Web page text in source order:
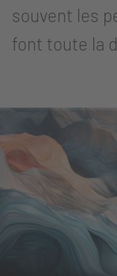
souvent les
font toute la